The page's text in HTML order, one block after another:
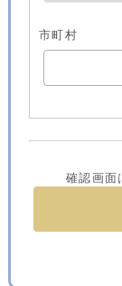
市町村
確認画面